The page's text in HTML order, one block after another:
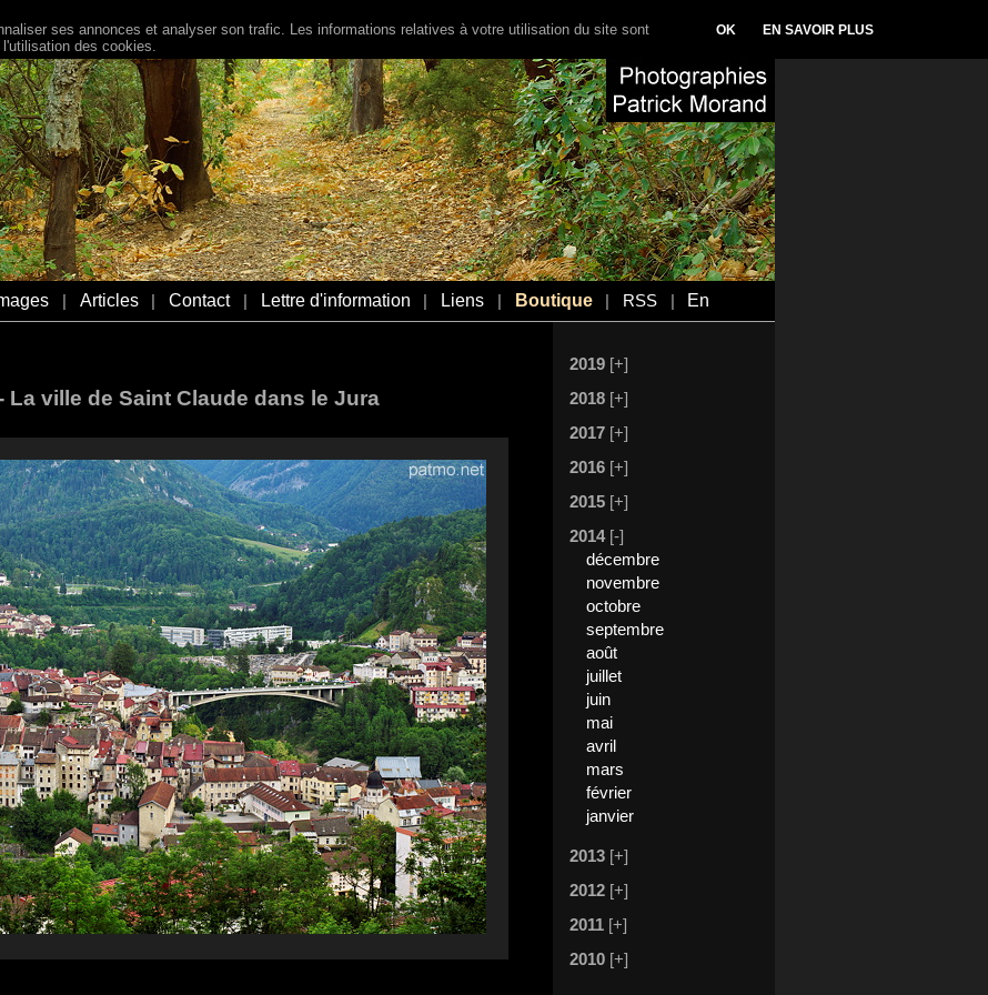
Articles Contact Lettre d'information Liens Boutique RSS En
La ville de Saint Claude dans le Jura
2019 [+]
2018 [+]
2017 [+]
2016 [+]
2015 [+]
2014 [-]
décembre
novembre
octobre
septembre
août
juillet
juin
mai
avril
mars
février
janvier
2013 [+]
2012 [+]
2011 [+]
2010 [+]
ses annonces et analyser son trafic. Les informations relatives à votre utilisation du site sont
des cookies.
OK EN SAVOIR PLUS